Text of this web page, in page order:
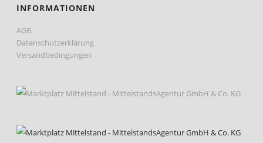
INFORMATIONEN
AGB
Datenschutzerklärung
Versandbedingungen